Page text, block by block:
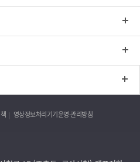
영상정보처리기기운영·관리방침